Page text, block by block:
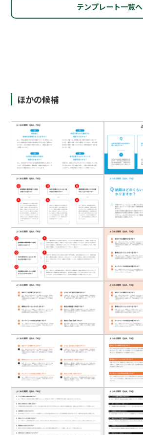
テンプレート一覧へ
ほかの候補